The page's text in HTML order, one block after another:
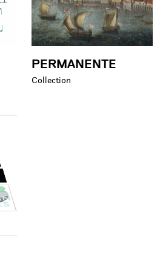
PERMANENTE
Collection